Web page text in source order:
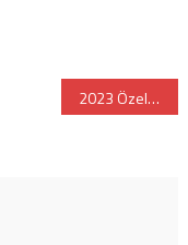
2023 Özel Koç İlkokulu ve Ortaokulu Sınavı